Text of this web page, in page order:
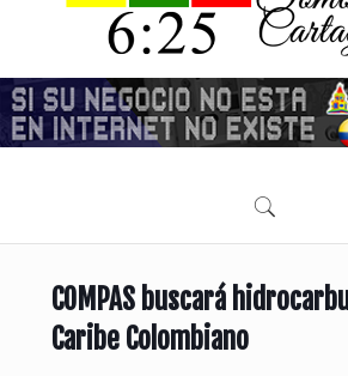
COMPAS buscará
Caribe Colombiano